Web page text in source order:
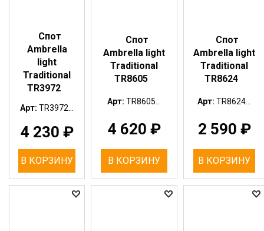
Спот
Ambrella
light
Traditional
TR3972
Арт: TR3972...
4 230 ₽
В КОРЗИНУ
Спот
Ambrella light
Traditional
TR8605
Арт: TR8605...
4 620 ₽
В КОРЗИНУ
Спот
Ambrella light
Traditional
TR8624
Арт: TR8624...
2 590 ₽
В КОРЗИНУ